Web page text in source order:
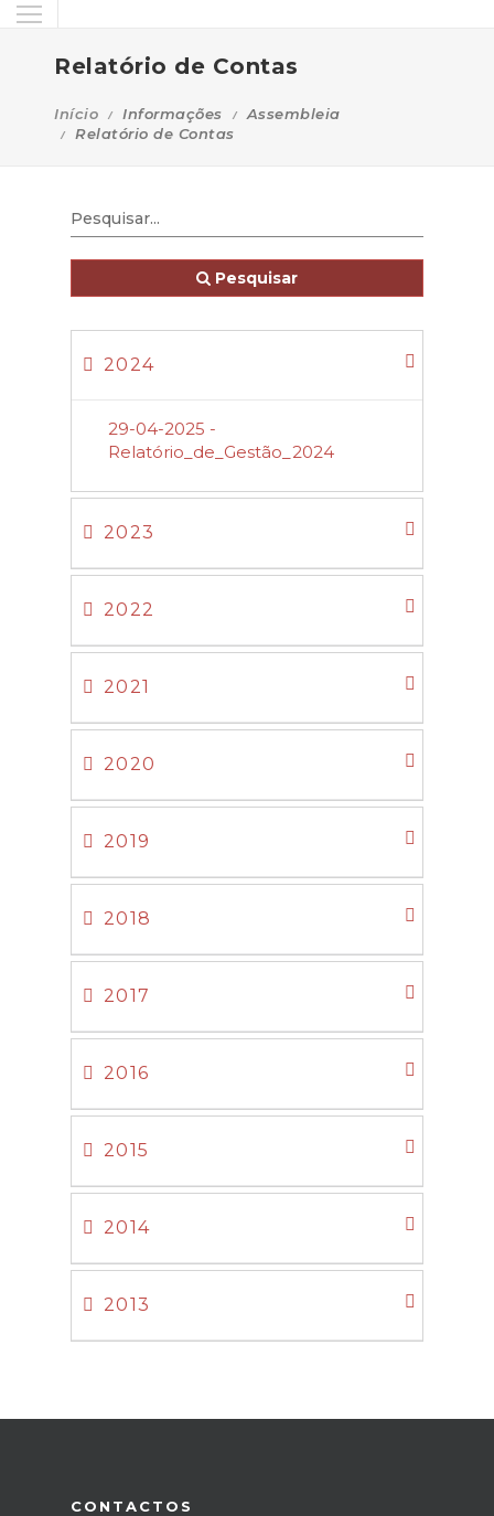
Relatório de Contas
Início Informações
Assembleia
Relatório de Contas
Pesquisar
2024
29-04-2025 -
Relatório_de_Gestão_2024
2023
2022
2021
2020
2019
2018
2017
2016
2015
2014
2013
CONTACTOS